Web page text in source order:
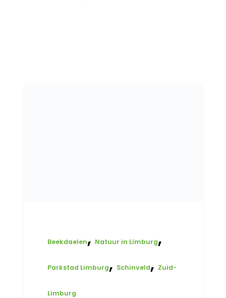
Beekdaelen, Natuur in Limburg,
Parkstad Limburg, Schinveld, Zuid-
Limburg